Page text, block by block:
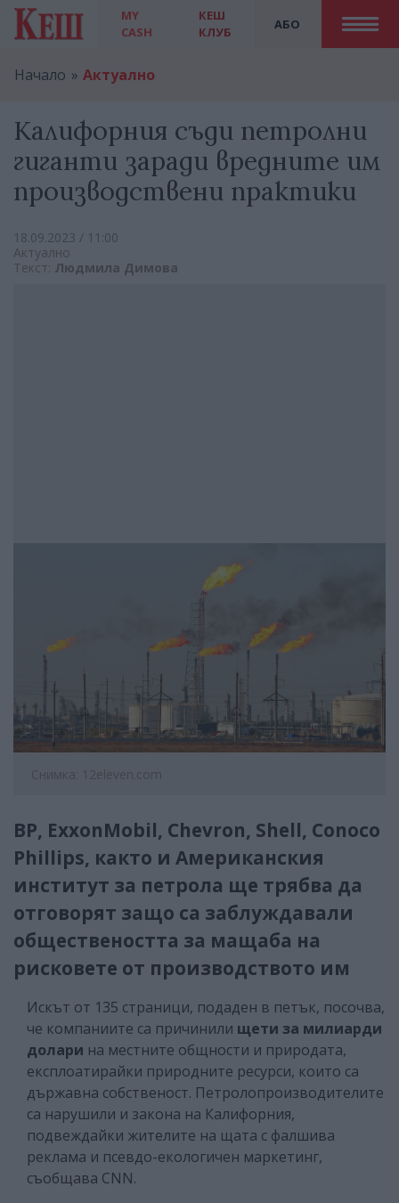
MY
CASH
АБО
КЕШ
КЛУБ
Начало Актуално
Калифорния съди петролни
гиганти заради вредните им
производствени практики
18.09.2023 / 11:00
Актуално
Текст: Людмила Димова
Снимка: 12eleven.com
BP, ExxonMobil, Chevron, Shell, Conoco
Phillips, както и Американския
институт за петрола ще трябва да
отговорят защо са заблуждавали
обществеността за мащаба на
рисковете от производството им
Искът от 135 страници, подаден в петък, посочва,
че компаниите са причинили щети за милиарди
долари на местните общности и природата,
експлоатирайки природните ресурси, които са
държавна собственост. Петролопроизводителите
са нарушили и закона на Калифорния,
подвеждайки жителите на щата с фалшива
реклама и псевдо-екологичен маркетинг,
съобщава CNN.